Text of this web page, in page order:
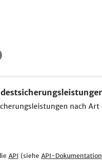
nach
API (siehe API-Dokumentation